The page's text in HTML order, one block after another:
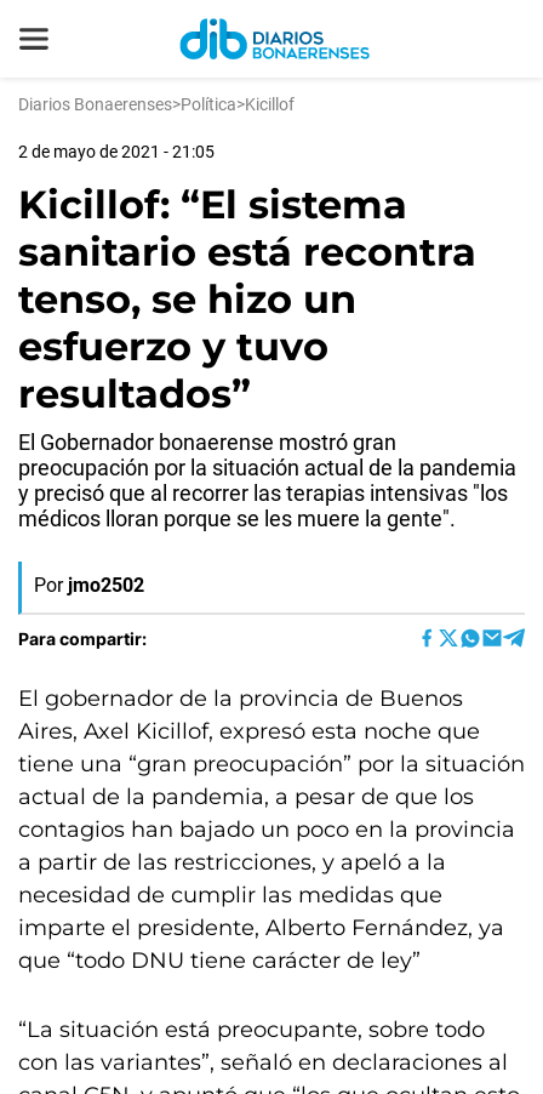
Diarios Bonaerenses>Política>Kicillof
2 de mayo de 2021 - 21:05
Kicillof: “El sistema
sanitario está recontra
tenso, se hizo un
esfuerzo y tuvo
resultados”
El Gobernador bonaerense mostró gran
preocupación por la situación actual de la pandemia
y precisó que al recorrer las terapias intensivas "los
médicos lloran porque se les muere la gente".
Por jmo2502
Para compartir:
El gobernador de la provincia de Buenos
Aires, Axel Kicillof, expresó esta noche que
tiene una “gran preocupación” por la situación
actual de la pandemia, a pesar de que los
contagios han bajado un poco en la provincia
a partir de las restricciones, y apeló a la
necesidad de cumplir las medidas que
imparte el presidente, Alberto Fernández, ya
que “todo DNU tiene carácter de ley”
“La situación está preocupante, sobre todo
con las variantes”, señaló en declaraciones al